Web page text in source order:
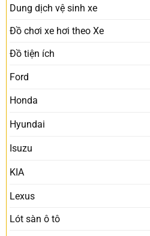
Dung dịch vệ sinh xe
Đồ chơi xe hơi theo Xe
Đồ tiện ích
Ford
Honda
Hyundai
Isuzu
KIA
Lexus
Lót sàn ô tô